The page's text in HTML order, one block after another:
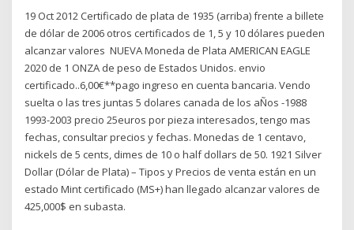
19 Oct 2012 Certificado de plata de 1935 (arriba) frente a billete
de dólar de 2006 otros certificados de 1, 5 y 10 dólares pueden
alcanzar valores NUEVA Moneda de Plata AMERICAN EAGLE
2020 de 1 ONZA de peso de Estados Unidos. envio
certificado..6,00€**pago ingreso en cuenta bancaria. Vendo
suelta o las tres juntas 5 dolares canada de los aÑos -1988
1993-2003 precio 25euros por pieza interesados, tengo mas
fechas, consultar precios y fechas. Monedas de 1 centavo,
nickels de 5 cents, dimes de 10 o half dollars de 50. 1921 Silver
Dollar (Dólar de Plata) – Tipos y Precios de venta están en un
estado Mint certificado (MS+) han llegado alcanzar valores de
425,000$ en subasta.